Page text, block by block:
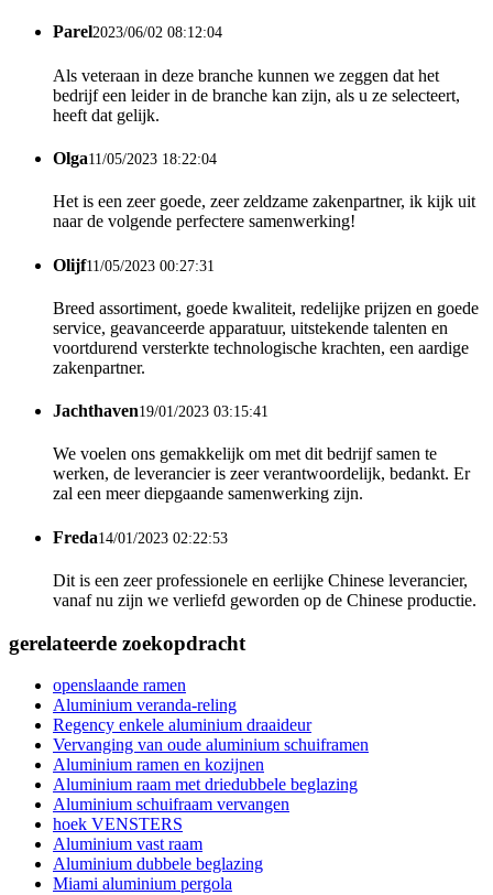
Parel2023/06/02 08:12:04
Als veteraan in deze branche kunnen we zeggen dat het
bedrijf een leider in de branche kan zijn, als u ze selecteert,
heeft dat gelijk.
Olga11/05/2023 18:22:04
Het is een zeer goede, zeer zeldzame zakenpartner, ik kijk uit
naar de volgende perfectere samenwerking!
Olijf11/05/2023 00:27:31
Breed assortiment, goede kwaliteit, redelijke prijzen en goede
service, geavanceerde apparatuur, uitstekende talenten en
voortdurend versterkte technologische krachten, een aardige
zakenpartner.
Jachthaven19/01/2023 03:15:41
We voelen ons gemakkelijk om met dit bedrijf samen te
werken, de leverancier is zeer verantwoordelijk, bedankt. Er
zal een meer diepgaande samenwerking zijn.
Freda14/01/2023 02:22:53
Dit is een zeer professionele en eerlijke Chinese leverancier,
vanaf nu zijn we verliefd geworden op de Chinese productie.
gerelateerde zoekopdracht
openslaande ramen
Aluminium veranda-reling
Regency enkele aluminium draaideur
Vervanging van oude aluminium schuiframen
Aluminium ramen en kozijnen
Aluminium raam met driedubbele beglazing
Aluminium schuifraam vervangen
hoek VENSTERS
Aluminium vast raam
Aluminium dubbele beglazing
Miami aluminium pergola